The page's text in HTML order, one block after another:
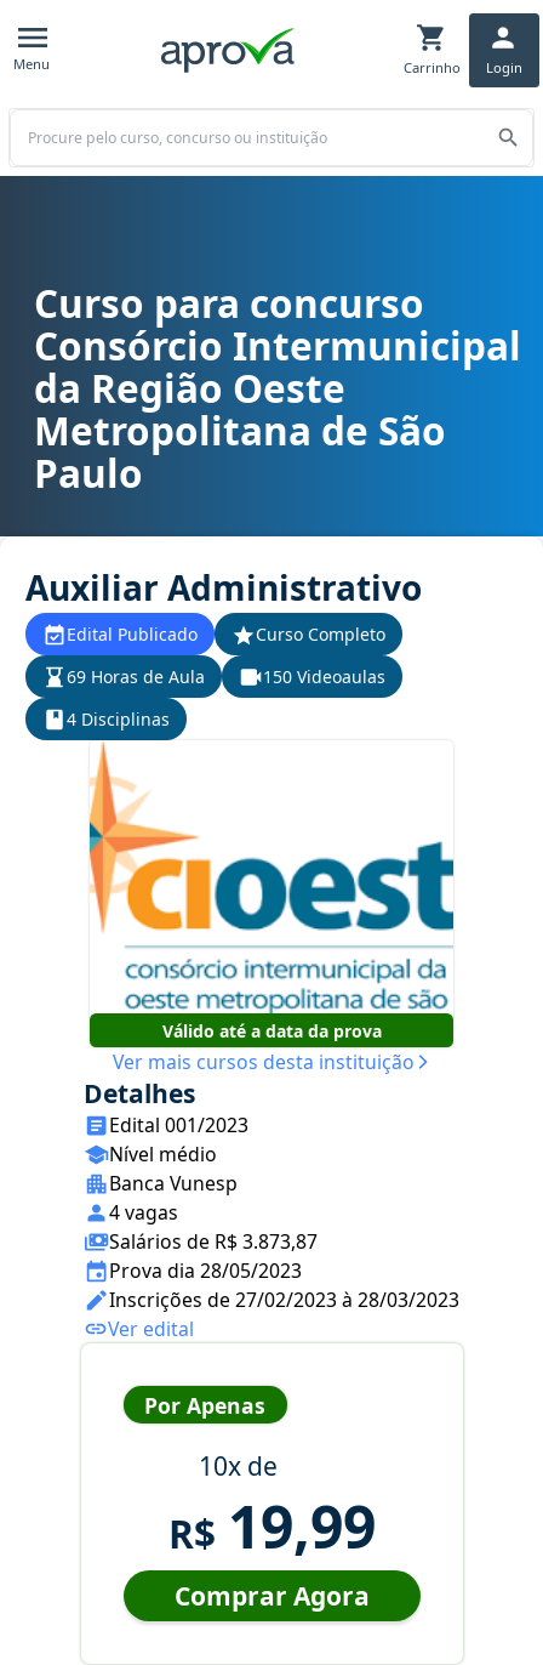
Menu Carrinho Login
Buscar
Curso para concurso CIOESTE/SP - Consórcio Intermunicipal da
Curso para concurso
Consórcio Intermunicipal
da Região Oeste
Metropolitana de São
Paulo
Auxiliar Administrativo
Edital Publicado
Curso Completo
69 Horas de Aula
150 Videoaulas
4 Disciplinas
Válido até a data da prova
Ver mais cursos desta instituição
Detalhes
Edital 001/2023
Nível médio
Banca Vunesp
4 vagas
Salários de R$ 3.873,87
Prova dia 28/05/2023
Inscrições de 27/02/2023 à 28/03/2023
Ver edital
Por Apenas
10x de
R$ 19,99
Comprar Agora